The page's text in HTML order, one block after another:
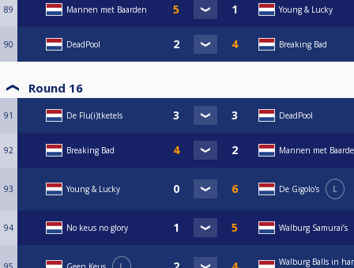
89 Mannen met Baarden Young & Lucky
90 DeadPool Breaking Bad
Round 16
91 De Flu(i)tketels DeadPool
92 Breaking Bad Mannen met
93 Young & Lucky De Gigolo's L
94 No keus no glory Walburg Samurai’s
Walburg Balls in